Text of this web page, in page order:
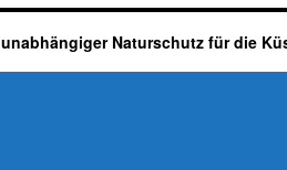
Naturschutz für die